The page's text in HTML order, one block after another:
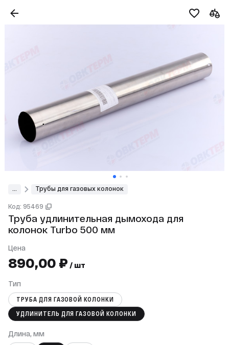
Трубы для газовых колонок
Код: 95469
Труба удлинительная дымохода для
колонок Turbo 500 мм
Цена
890,00 ₽ / шт
Тип
ТРУБА ДЛЯ ГАЗОВОЙ КОЛОНКИ
УДЛИНИТЕЛЬ ДЛЯ ГАЗОВОЙ КОЛОНКИ
Длина, мм